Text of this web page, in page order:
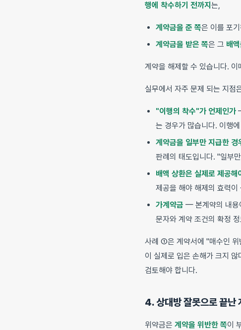
행에 착수하기 전까지 는,
계약금을 준 쪽은 이를 포
계약금을 받은 쪽은 그 배
계약을 해제할 수 있습니다.
실무에서 자주 문제 되는 지점
"이행의 착수"가 언제인가
는 경우가 많습니다. 이행
계약금을 일부만 지급한 경
판례의 태도입니다. "일부
배액 상환은 실제로 제공해
제공을 해야 해제의 효력이
가계약금 — 본계약의 내용
문자와 계약 조건의 확정
사례 ①은 계약서에 "매수인 위
이 실제로 입은 손해가 크지 않
검토해야 합니다.
4. 상대방 잘못으로 끝
위약금은 계약을 위반한 쪽이